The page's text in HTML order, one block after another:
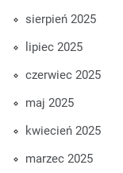
sierpień 2025
lipiec 2025
czerwiec 2025
maj 2025
kwiecień 2025
marzec 2025